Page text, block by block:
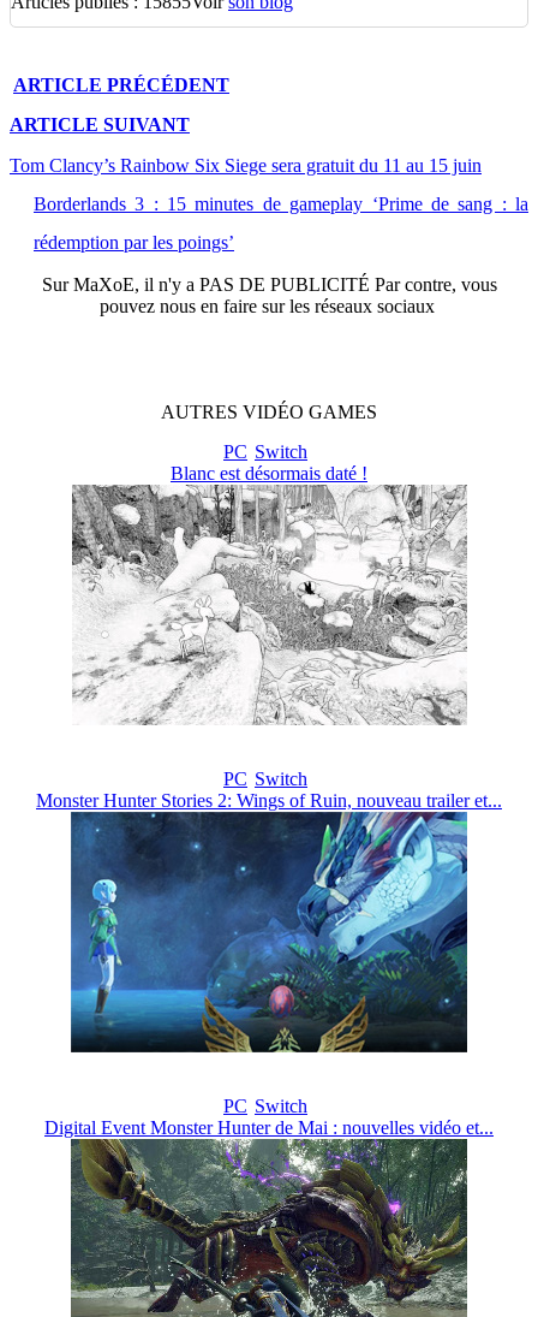
ARTICLE PRÉCÉDENT
ARTICLE SUIVANT
Tom Clancy’s Rainbow Six Siege sera gratuit du 11 au 15 juin
Borderlands 3 : 15 minutes de gameplay ‘Prime de sang : la
rédemption par les poings’
SurMaXoE, il n'y a PAS DE PUBLICITÉ Par contre, vous
pouvez nous en faire sur les réseaux sociaux
AUTRES VIDÉO GAMES
PC Switch
Blanc est désormais daté !
PC Switch
Monster Hunter Stories 2: Wings of Ruin, nouveau trailer et...
PC Switch
Digital Event Monster Hunter de Mai : nouvelles vidéo et...